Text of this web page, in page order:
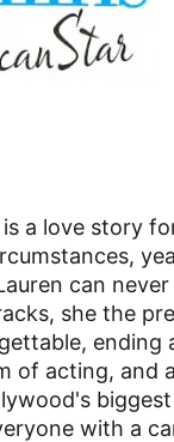
a love story
can
she the
of acting, and
with a